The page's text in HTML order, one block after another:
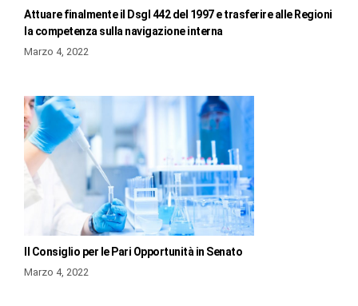
Attuare finalmente il Dsgl 442 del 1997 e trasferire alle Regioni
la competenza sulla navigazione interna
Marzo 4, 2022
Il Consiglio per le Pari Opportunità in Senato
Marzo 4, 2022